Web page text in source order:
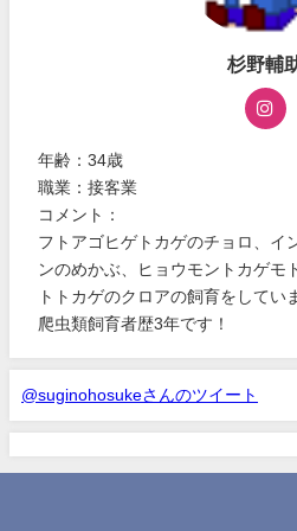
杉野輔
年齢：34歳
職業：接客業
コメント：
フトアゴヒゲトカゲのチョロ、イ
ンのめかぶ、ヒョウモントカゲモ
トトカゲのクロアの飼育をしてい
爬虫類飼育者歴3年です！
@suginohosukeさんのツイート